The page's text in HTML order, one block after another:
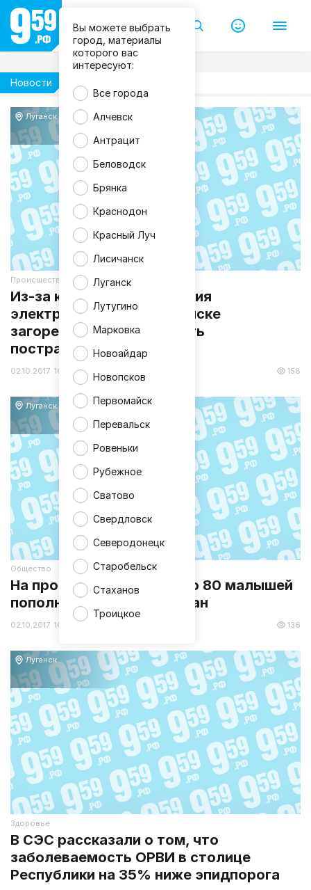
Вы можете выбрать
город, материалы
которого вас
интересуют:
Все города
Алчевск
Антрацит
Беловодск
Брянка
Краснодон
Красный Луч
Лисичанск
Луганск
Лутугино
Марковка
Новоайдар
Новопсков
Первомайск
Перевальск
Ровеньки
Рубежное
Сватово
Свердловск
Северодонецк
Старобельск
Стаханов
Троицкое
Новости
Луганск
Происшествия
Из-за короткого замыкания
электропроводки в Луганске
загорелась квартира, есть
пострадавший
02.10.2017 16:14 158
Луганск
Общество
На прошлой неделе около 80 малышей
пополнили семью луганчан
02.10.2017 16:00 136
Луганск
Здоровье
В СЭС рассказали о том, что
заболеваемость ОРВИ в столице
Республики на 35% ниже эпидпорога